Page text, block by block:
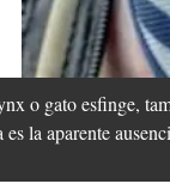
o gato esfinge,
la aparente